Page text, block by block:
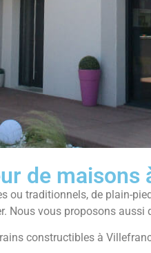
de maisons
traditionnels, de plain-
Nous vous proposons
constructibles à